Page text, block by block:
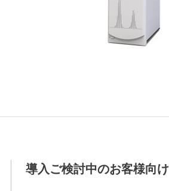
導入ご検討中のお客様向け